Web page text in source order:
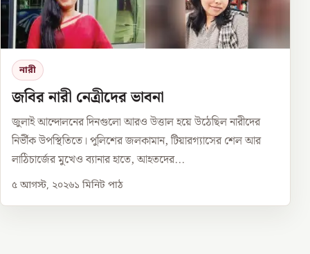
নারী
জবির নারী নেত্রীদের ভাবনা
জুলাই আন্দোলনের দিনগুলো আরও উত্তাল হয়ে উঠেছিল নারীদের
নির্ভীক উপস্থিতিতে। পুলিশের জলকামান, টিয়ারগ্যাসের শেল আর
লাঠিচার্জের মুখেও ব্যানার হাতে, আহতদের...
৫ আগস্ট, ২০২৬১ মিনিট পাঠ